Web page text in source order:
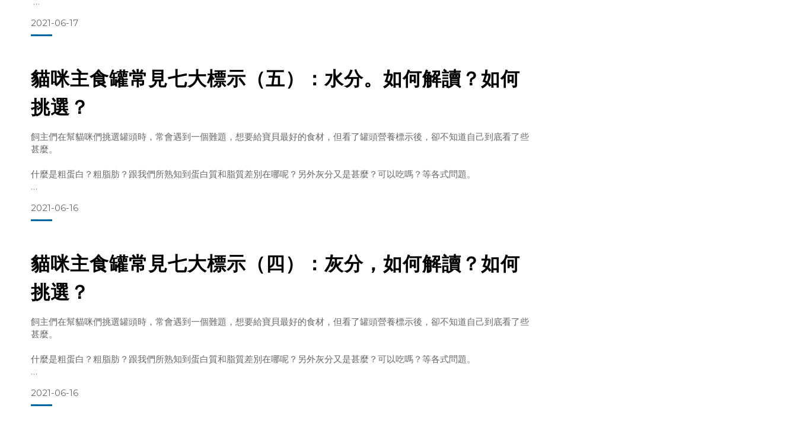
飼主常常會遇到不確定貓咪到底能不能吃某個食物的情況，譬如我們在家中做菜或是正在吃飯時，好奇的貓咪總是會靠近聞聞看
看甚至出手摸摸看。
危害的食物還是要盡量避免與貓咪接觸，束之高閣以策安全。
可可類因為含有可可鹼，貓咪吃了會刺激其中樞神經，如果可可鹼進入血液，會造成心跳不穩定、痙攣抽筋或是嘔吐腹瀉等情
況，這是家中最常見的危害食
2021-06-17
貓咪主食罐常見七大標示（五）：水分。如何解讀？如何
挑選？
飼主們在幫貓咪們挑選罐頭時，常會遇到一個難題，想要給寶貝最好的食材，但看了罐頭營養標示後，卻不知道自己到底看了些
甚麼。
什麼是粗蛋白？粗脂肪？跟我們所熟知到蛋白質和脂質差別在哪呢？另外灰分又是甚麼？可以吃嗎？等各式問題。
質。
根據研究，經由排尿、排便、以及
2021-06-16
貓咪主食罐常見七大標示（四）：灰分，如何解讀？如何
挑選？
飼主們在幫貓咪們挑選罐頭時，常會遇到一個難題，想要給寶貝最好的食材，但看了罐頭營養標示後，卻不知道自己到底看了些
甚麼。
什麼是粗蛋白？粗脂肪？跟我們所熟知到蛋白質和脂質差別在哪呢？另外灰分又是甚麼？可以吃嗎？等各式問題。
質。
2021-06-16